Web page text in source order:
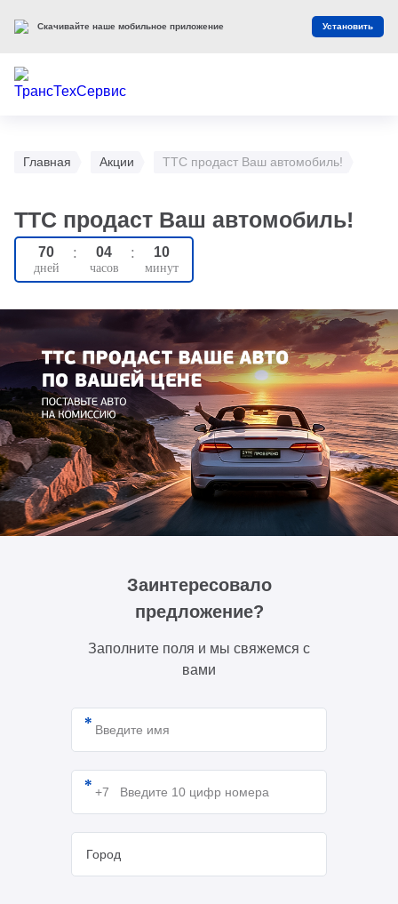
Главная Акции ТТС продаст Ваш автомобиль!
ТТС продаст Ваш автомобиль!
70 : 04 : 10
Заинтересовало
предложение?
Заполните поля и мы свяжемся с
вами
Скачивайте наше мобильное приложение Установить